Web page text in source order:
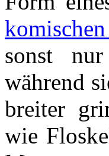
sonst
während
breiter
wie